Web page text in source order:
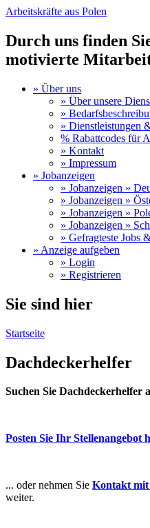
Arbeitskräfte aus Polen
Durch uns finden
motivierte
» Über uns
» Über unsere
»
» Dienstleistungen
% Rabattcodes für
» Kontakt
» Impressum
» Jobanzeigen
» Jobanzeigen »
» Jobanzeigen »
» Jobanzeigen »
» Jobanzeigen »
» Gefragteste Jobs
» Anzeige aufgeben
» Login
» Registrieren
Sie sind hier
Startseite
Dachdeckerhelfer
Suchen Sie Dachdeckerhelfer
Posten Sie Ihr Stellenangebot
... oder nehmen Sie Kontakt mit
weiter.